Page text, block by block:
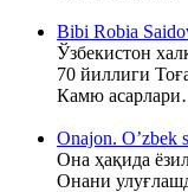
Bibi Robia
Ўзбекистон
70 йиллиги
Камю
Onajon. O’zbek
Она ҳақида
Онани